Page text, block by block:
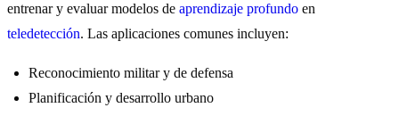
entrenar y evaluar modelos de aprendizaje profundo en
teledetección. Las aplicaciones comunes incluyen:
Reconocimiento militar y de defensa
Planificación y desarrollo urbano